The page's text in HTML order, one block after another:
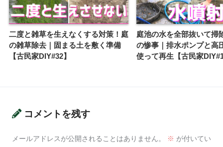
二度と雑草を生えなくする対策！庭
の雑草除去｜固まる土を敷く準備
【古民家DIY#32】
庭池の水を全部抜いて掃
の惨事｜排水ポンプと高
使って再生【古民家
コメントを残す
メールアドレスが公開されることはありません。 ※ が付いてい